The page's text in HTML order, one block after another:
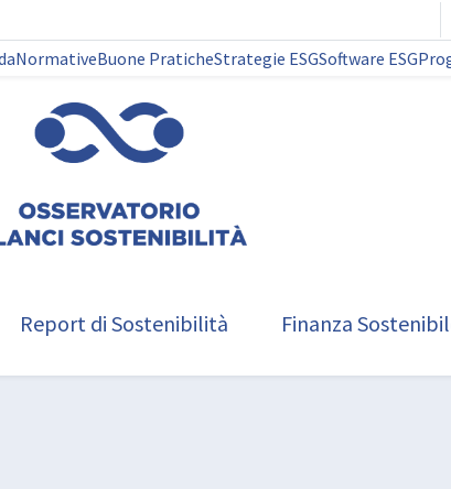
NormativeBuone PraticheStrategie ESGSoftware ESG
Report di Sostenibilità Finanza